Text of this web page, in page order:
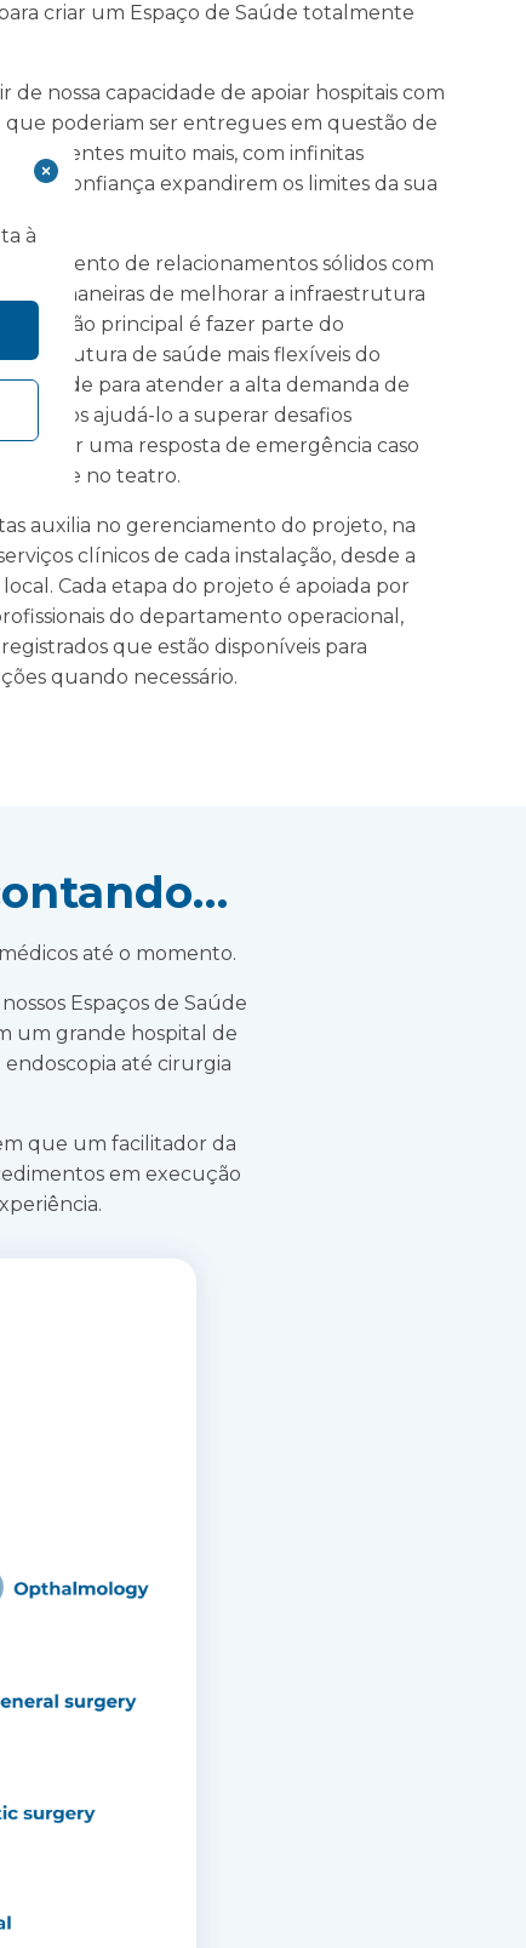
criar um Espaço de Saúde totalmente
nossa capacidade de apoiar hospitais com
que poderiam ser entregues em questão de
clientes muito mais, com infinitas
de confiança expandirem os limites da sua
de relacionamentos sólidos com
de maneiras de melhorar a infraestrutura
ambição principal é fazer parte do
de saúde mais flexíveis do
Saúde para atender a alta demanda de
ajudá-lo a superar desafios
uma resposta de emergência caso
pane no teatro.
auxilia no gerenciamento do projeto, na
clínicos de cada instalação, desde a
Cada etapa do projeto é apoiada por
do departamento operacional,
que estão disponíveis para
quando necessário.
até o momento.
Espaços de Saúde
um grande hospital de
até cirurgia
que um facilitador da
em execução
à